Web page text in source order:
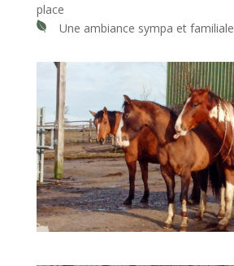
place
Une ambiance sympa et familiale